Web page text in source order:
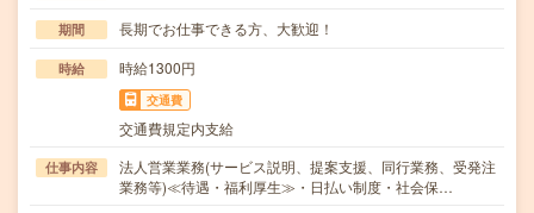
期間 長期でお仕事できる方、大歓迎！
時給 時給1300円
交通費
交通費規定内支給
仕事内容
法人営業業務(サービス説明、提案支援、同行業務、受発注
業務等)≪待遇・福利厚生≫・日払い制度・社会保…